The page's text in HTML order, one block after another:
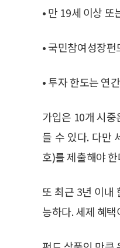
• 만 19세 이상
• 국민참여성장
• 투자 한도는 연
가입은 10개 시
들 수 있다. 다만
호)를 제출해야
또 최근 3년 이내
능하다. 세제 혜